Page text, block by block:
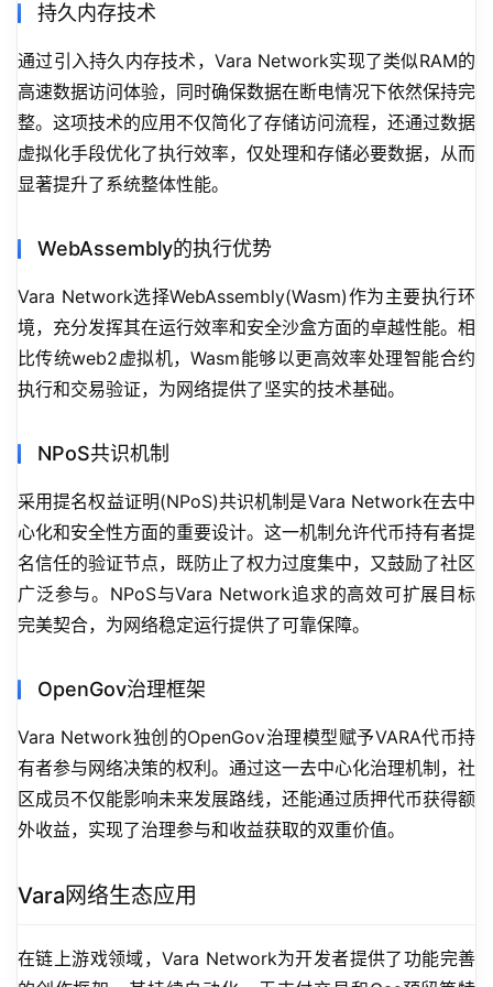
持久内存技术
通过引入持久内存技术，Vara Network实现了类似RAM的
高速数据访问体验，同时确保数据在断电情况下依然保持完
整。这项技术的应用不仅简化了存储访问流程，还通过数据
虚拟化手段优化了执行效率，仅处理和存储必要数据，从而
显著提升了系统整体性能。
WebAssembly的执行优势
Vara Network选择WebAssembly(Wasm)作为主要执行环
境，充分发挥其在运行效率和安全沙盒方面的卓越性能。相
比传统web2虚拟机，Wasm能够以更高效率处理智能合约
执行和交易验证，为网络提供了坚实的技术基础。
NPoS共识机制
采用提名权益证明(NPoS)共识机制是Vara Network在去中
心化和安全性方面的重要设计。这一机制允许代币持有者提
名信任的验证节点，既防止了权力过度集中，又鼓励了社区
广泛参与。NPoS与Vara Network追求的高效可扩展目标
完美契合，为网络稳定运行提供了可靠保障。
OpenGov治理框架
Vara Network独创的OpenGov治理模型赋予VARA代币持
有者参与网络决策的权利。通过这一去中心化治理机制，社
区成员不仅能影响未来发展路线，还能通过质押代币获得额
外收益，实现了治理参与和收益获取的双重价值。
Vara网络生态应用
在链上游戏领域，Vara Network为开发者提供了功能完善